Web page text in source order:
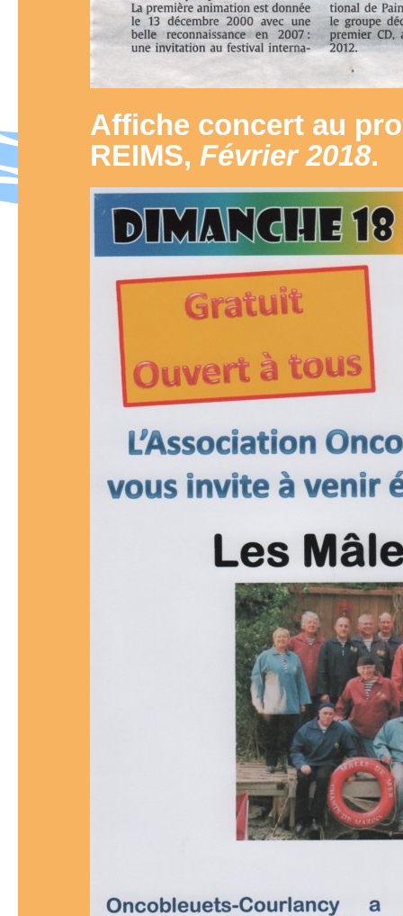
Affiche concert au
REIMS, Février 2018.